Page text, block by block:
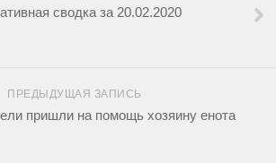
сводка за 20.02.2020
ПРЕДЫДУЩАЯ ЗАПИСЬ
пришли на помощь хозяину енота